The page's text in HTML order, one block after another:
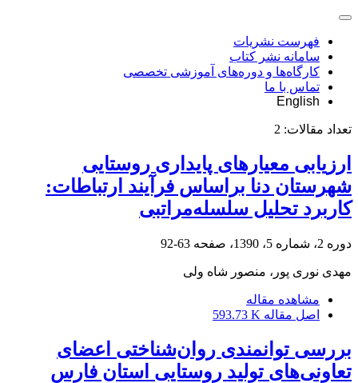
فهرست نشریات
سامانه نشر کتاب
کارگاه‌ها و دوره‌های آموزشی تخصصی
تماس با ما
English
تعداد مقالات: 2
ارزیابی معیارهای پایداری روستایی
شهرستان دنا براساس فرآیند ارتباطات:
کاربرد تحلیل سلسله‌مراتبی
دوره 2، شماره 5، 1390، صفحه 63-92
مهدی نوری پور، منصور شاه ولی
مشاهده مقاله
اصل مقاله 593.73 K
بررسی توانمندی روان‌شناختی اعضای
تعاونی‌های تولید روستایی استان فارس